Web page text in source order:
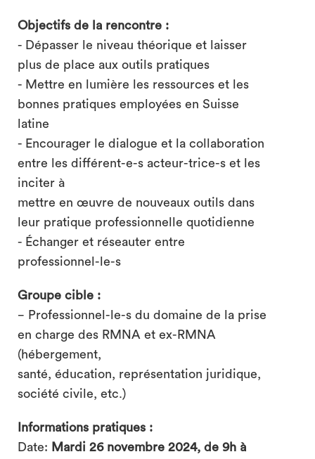
Objectifs de la rencontre :
- Dépasser le niveau théorique et laisser
plus de place aux outils pratiques
- Mettre en lumière les ressources et les
bonnes pratiques employées en Suisse
latine
- Encourager le dialogue et la collaboration
entre les différent-e-s acteur-trice-s et les
inciter à
mettre en œuvre de nouveaux outils dans
leur pratique professionnelle quotidienne
- Échanger et réseauter entre
professionnel-le-s
Groupe cible :
− Professionnel-le-s du domaine de la prise
en charge des RMNA et ex-RMNA
(hébergement,
santé, éducation, représentation juridique,
société civile, etc.)
Informations pratiques :
Date: Mardi 26 novembre 2024, de 9h à